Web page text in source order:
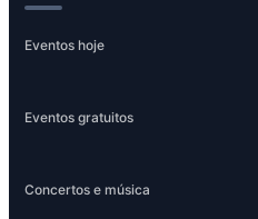
Eventos hoje
Eventos gratuitos
Concertos e música